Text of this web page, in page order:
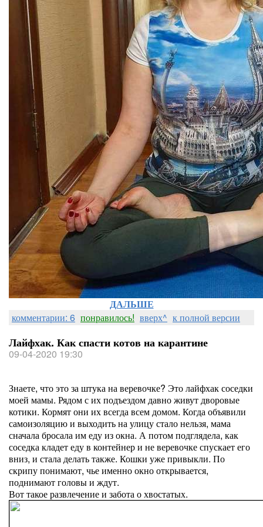
ДАЛЬШЕ
комментарии: 6 понравилось! вверх^ к полной версии
Лайфхак. Как спасти котов на карантине
09-04-2020 19:30
Знаете, что это за штука на веревочке? Это лайфхак соседки
моей мамы. Рядом с их подъездом давно живут дворовые
котики. Кормят они их всегда всем домом. Когда объявили
самоизоляцию и выходить на улицу стало нельзя, мама
сначала бросала им еду из окна. А потом подглядела, как
соседка кладет еду в контейнер и не веревочке спускает его
вниз, и стала делать также. Кошки уже привыкли. По
скрипу понимают, чье именно окно открывается,
поднимают головы и ждут.
Вот такое развлечение и забота о хвостатых.